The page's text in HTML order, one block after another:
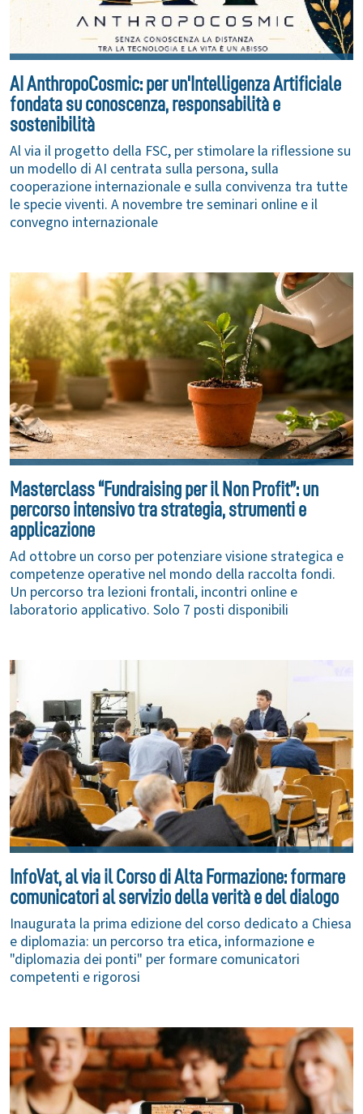
AI AnthropoCosmic: per un'Intelligenza Artificiale
fondata su conoscenza, responsabilità e
sostenibilità
Al via il progetto della FSC, per stimolare la riflessione su
un modello di AI centrata sulla persona, sulla
cooperazione internazionale e sulla convivenza tra tutte
le specie viventi. A novembre tre seminari online e il
convegno internazionale
Masterclass “Fundraising per il Non Profit”: un
percorso intensivo tra strategia, strumenti e
applicazione
Ad ottobre un corso per potenziare visione strategica e
competenze operative nel mondo della raccolta fondi.
Un percorso tra lezioni frontali, incontri online e
laboratorio applicativo. Solo 7 posti disponibili
InfoVat, al via il Corso di Alta Formazione: formare
comunicatori al servizio della verità e del dialogo
Inaugurata la prima edizione del corso dedicato a Chiesa
e diplomazia: un percorso tra etica, informazione e
"diplomazia dei ponti" per formare comunicatori
competenti e rigorosi